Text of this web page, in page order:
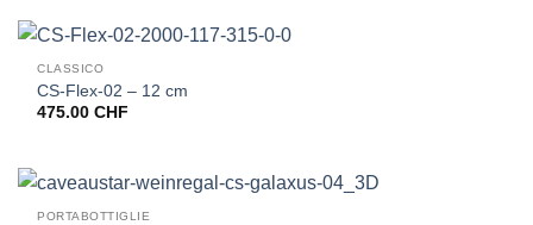
CLASSICO
CS-Flex-02 – 12 cm
475.00CHF
PORTABOTTIGLIE